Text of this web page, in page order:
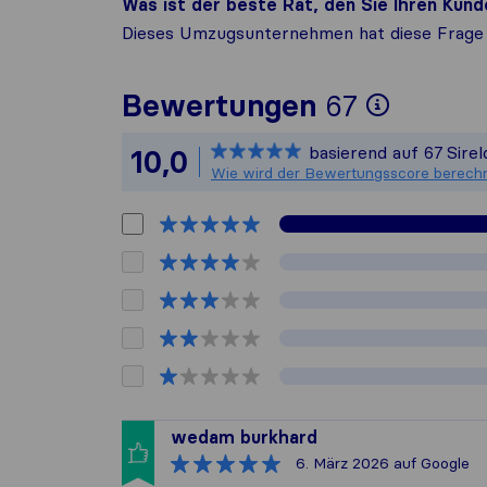
Was ist der beste Rat, den Sie Ihren
Dieses Umzugsunternehmen hat diese
Bewertungen 67
Um
Alle
10,0 basierend auf 67
Wie wird der Bewertungsscore
wedam burkhard
6. März 2026 auf Google